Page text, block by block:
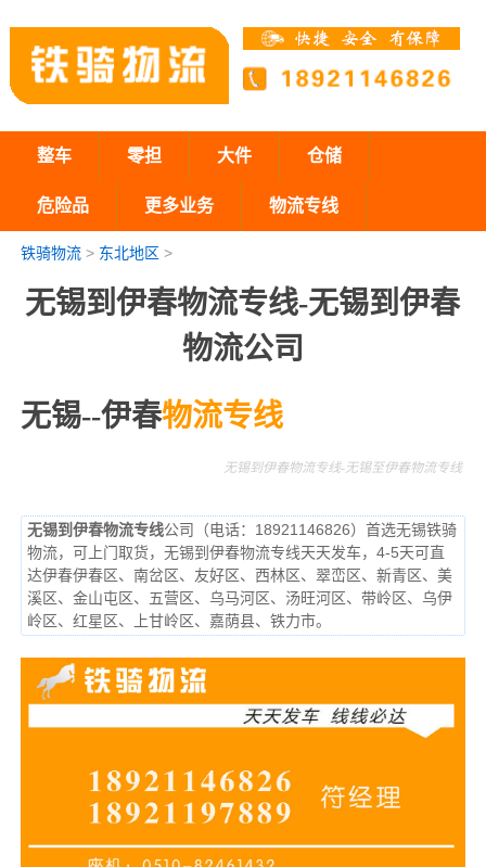
整车 零担 大件 仓储
危险品 更多业务 物流专线
铁骑物流> 东北地区 >
无锡到伊春物流专线-无锡到伊春
物流公司
无锡--伊春物流专线
无锡到伊春物流专线-无锡至伊春物流专线
无锡到伊春物流专线公司（电话：18921146826）首选无锡铁骑
物流，可上门取货，无锡到伊春物流专线天天发车，4-5天可直
达伊春伊春区、南岔区、友好区、西林区、翠峦区、新青区、美
溪区、金山屯区、五营区、乌马河区、汤旺河区、带岭区、乌伊
岭区、红星区、上甘岭区、嘉荫县、铁力市。